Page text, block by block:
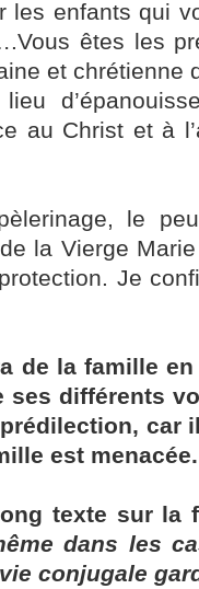
les enfants qui
êtes les
et
au Christ et à
le
la Vierge
Je
de la famille
différents
car
est menacée.
texte sur la
dans les
conjugale